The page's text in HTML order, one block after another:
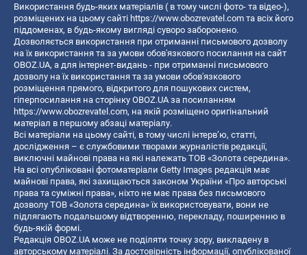
Використання будь-яких матеріалів ( в тому числі фото- та відео-),
розміщених на цьому сайті https://www.obozrevatel.com та всіх його
піддоменах, в будь-якому вигляді суворо заборонено.
Дозволяється використання при отриманні письмового дозволу
на їх використання та за умови обов'язкового посилання на сайт
OBOZ.UA, а для інтернет-видань - при отриманні письмового
дозволу на їх використання та за умови обов'язкового
розміщення прямого, відкритого для пошукових систем,
гіперпосилання на сторінку OBOZ.UA за посиланням
https://www.obozrevatel.com, на якій розміщено оригінальний
матеріал в першому абзаці матеріалу.
Всі матеріали на цьому сайті, в тому числі інтерв’ю, статті,
дослідження – є службовими творами журналістів редакції,
виключні майнові права на які належать ТОВ «Золота середина».
На всі опубліковані фотоматеріали Getty Images редакція має
майнові права, які захищаються законом України «Про авторські
права та суміжні права», ніхто не має права без письмового
дозволу ТОВ «Золота середина» їх використовувати, вони не
підлягають подальшому відтворенню, перекладу, поширенню в
будь-якій формі.
Редакція OBOZ.UA може не поділяти точку зору, викладену в
авторському матеріалі. За достовірність інформації, опублікованої